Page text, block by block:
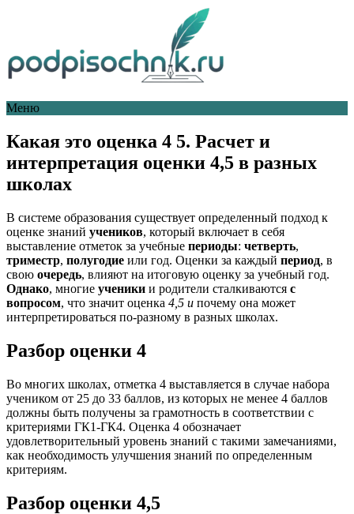
Меню
Какая это оценка 4 5. Расчет и
интерпретация оценки 4,5 в разных
школах
В системе образования существует определенный подход к
оценке знаний учеников, который включает в себя
выставление отметок за учебные периоды: четверть,
триместр, полугодие или год. Оценки за каждый период, в
свою очередь, влияют на итоговую оценку за учебный год.
Однако, многие ученики и родители сталкиваются с
вопросом, что значит оценка 4,5 и почему она может
интерпретироваться по-разному в разных школах.
Разбор оценки 4
Во многих школах, отметка 4 выставляется в случае набора
учеником от 25 до 33 баллов, из которых не менее 4 баллов
должны быть получены за грамотность в соответствии с
критериями ГК1-ГК4. Оценка 4 обозначает
удовлетворительный уровень знаний с такими замечаниями,
как необходимость улучшения знаний по определенным
критериям.
Разбор оценки 4,5